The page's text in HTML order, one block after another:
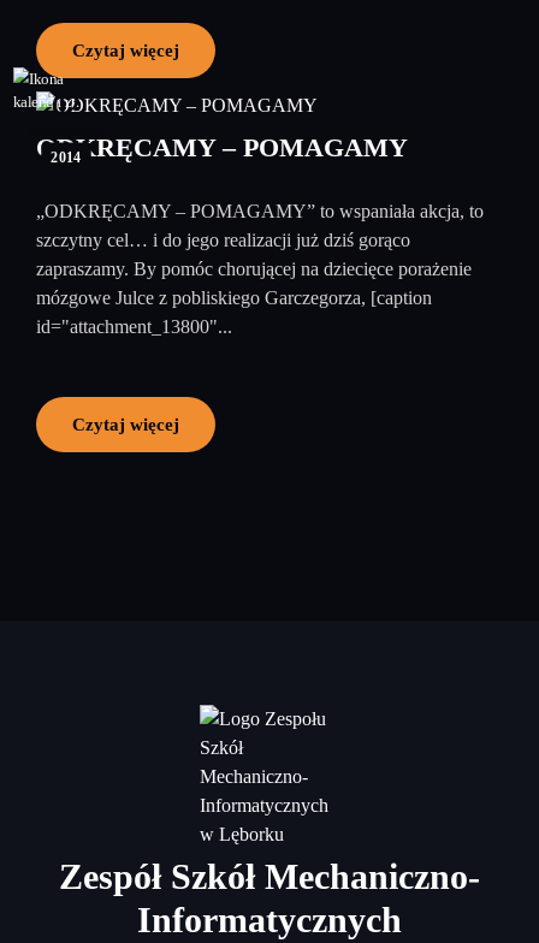
Czytaj więcej
02
2014
ODKRĘCAMY – POMAGAMY
„ODKRĘCAMY – POMAGAMY” to wspaniała akcja, to
szczytny cel… i do jego realizacji już dziś gorąco
zapraszamy. By pomóc chorującej na dziecięce porażenie
mózgowe Julce z pobliskiego Garczegorza, [caption
id="attachment_13800"...
Czytaj więcej
Zespół Szkół Mechaniczno-
Informatycznych